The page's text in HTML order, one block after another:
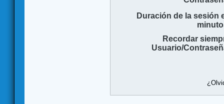
Duración de la sesión
Recordar
Usuario/